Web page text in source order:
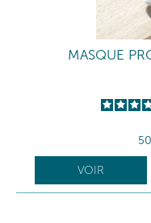
MASQUE
VOIR